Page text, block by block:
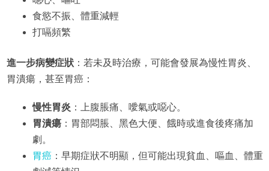
食慾不振、體重減輕
打嗝頻繁
進一步病變症狀：若未及時治療，可能會發展為慢性胃炎、
胃潰瘍，甚至胃癌：
慢性胃炎：上腹脹痛、噯氣或噁心。
胃潰瘍：胃部悶脹、黑色大便、餓時或進食後疼痛加
劇。
胃癌：早期症狀不明顯，但可能出現貧血、嘔血、體重